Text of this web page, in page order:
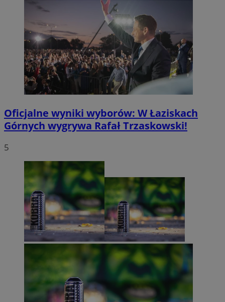
Oficjalne wyniki wyborów: W Łaziskach
Górnych wygrywa Rafał Trzaskowski!
5